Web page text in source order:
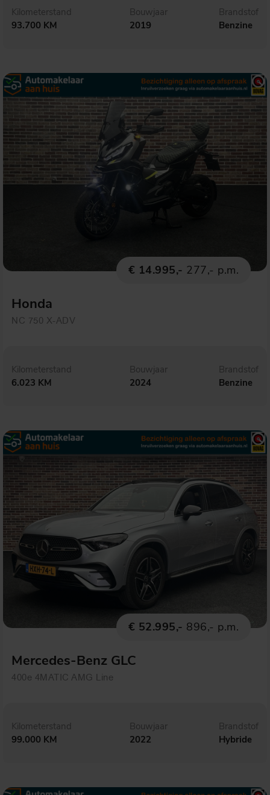
Kilometerstand
93.700 KM
Bouwjaar
2019
Brandstof
Benzine
€ 14.995,- 277,- p.m.
Honda
NC 750 X-ADV
Kilometerstand
6.023 KM
Bouwjaar
2024
Brandstof
Benzine
€ 52.995,- 896,- p.m.
Mercedes-Benz GLC
400e 4MATIC AMG Line
Kilometerstand
99.000 KM
Bouwjaar
2022
Brandstof
Hybride